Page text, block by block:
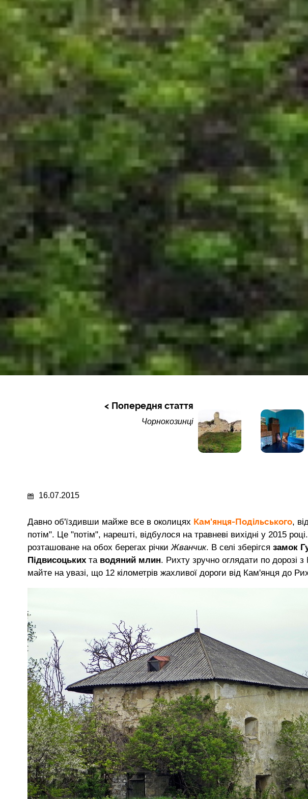
Попередня стаття
Чорнокозинці
16.07.2015
Давно об'їздивши майже все в околицях Кам'янця-Подільського,
потім". Це "потім", нарешті, відбулося на травневі вихідні у 2015
розташоване на обох берегах річки Жванчик. В селі зберігся замок
Підвисоцьких та водяний млин. Рихту зручно оглядати по дорозі
майте на увазі, що 12 кілометрів жахливої дороги від Кам'янця до